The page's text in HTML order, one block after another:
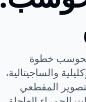
خطوة
والساجيتالية،
المقطعي